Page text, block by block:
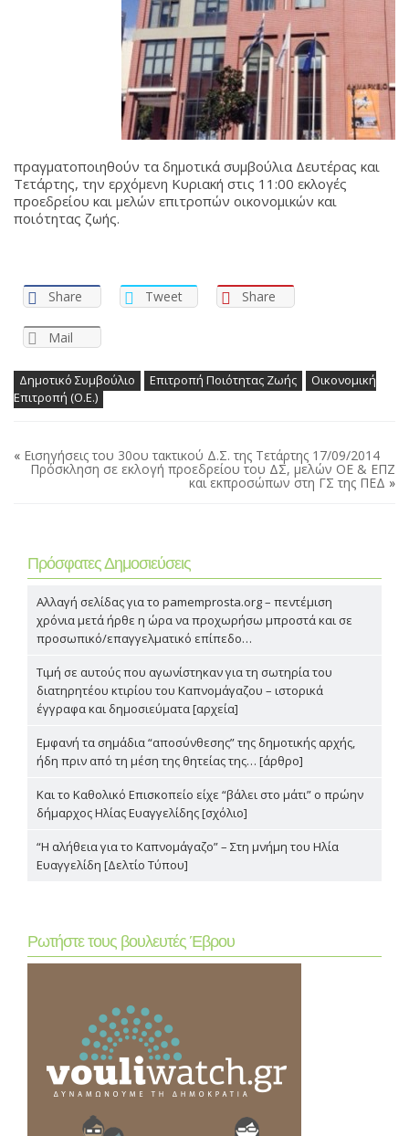
πραγματοποιηθούν τα δημοτικά συμβούλια Δευτέρας και
Τετάρτης, την ερχόμενη Κυριακή στις 11:00 εκλογές
προεδρείου και μελών επιτροπών οικονομικών και
ποιότητας ζωής.
Share Tweet Share
Mail
Δημοτικό Συμβούλιο Επιτροπή Ποιότητας Ζωής
Οικονομική
Επιτροπή (Ο.Ε.)
« Εισηγήσεις του 30ου τακτικού Δ.Σ. της Τετάρτης 17/09/2014
Πρόσκληση σε εκλογή προεδρείου του ΔΣ, μελών ΟΕ & ΕΠΖ
και εκπροσώπων στη ΓΣ της ΠΕΔ »
Πρόσφατες Δημοσιεύσεις
Αλλαγή σελίδας για το pamemprosta.org – πεντέμιση
χρόνια μετά ήρθε η ώρα να προχωρήσω μπροστά και σε
προσωπικό/επαγγελματικό επίπεδο…
Τιμή σε αυτούς που αγωνίστηκαν για τη σωτηρία του
διατηρητέου κτιρίου του Καπνομάγαζου – ιστορικά
έγγραφα και δημοσιεύματα [αρχεία]
Εμφανή τα σημάδια “αποσύνθεσης” της δημοτικής αρχής,
ήδη πριν από τη μέση της θητείας της… [άρθρο]
Και το Καθολικό Επισκοπείο είχε “βάλει στο μάτι” ο πρώην
δήμαρχος Ηλίας Ευαγγελίδης [σχόλιο]
“Η αλήθεια για το Καπνομάγαζο” – Στη μνήμη του Ηλία
Ευαγγελίδη [Δελτίο Τύπου]
Ρωτήστε τους βουλευτές Έβρου